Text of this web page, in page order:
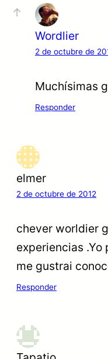
Wordlier
2 de octubre de
Muchísimas
Responder
elmer
2 de octubre de 2012
chever worldier
experiencias .Yo
me gustrai
Responder